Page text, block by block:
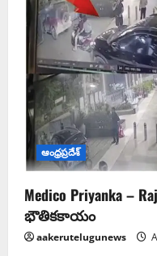
ఆంధ్ర‌ప్ర‌దేశ్
Medico Priyanka –
భౌతిక‌కాయం
aakerutelugunews